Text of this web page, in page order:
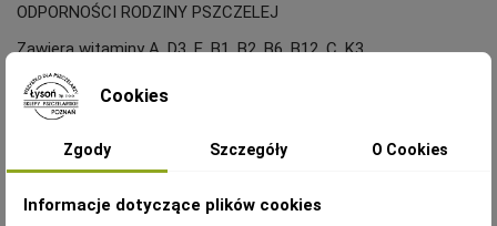
ODPORNOŚCI RODZINY PSZCZELEJ
Zawiera witaminy A, D3, E, B1, B2, B6, B12, C, K3.
Waga opakowania - 1 KG
Ciasto jest plastyczne w temperaturze pokojowej, łatwo daje
się kroić. Służy głównie do podkarmiania wczesnowiosennym
oraz w dokarmianiu
Skład ciasta:
Cookies
Zgody Szczegóły O Cookies
Informacje dotyczące plików cookies